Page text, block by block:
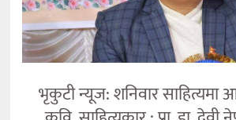
भृकुटी न्यूज: शनिवार